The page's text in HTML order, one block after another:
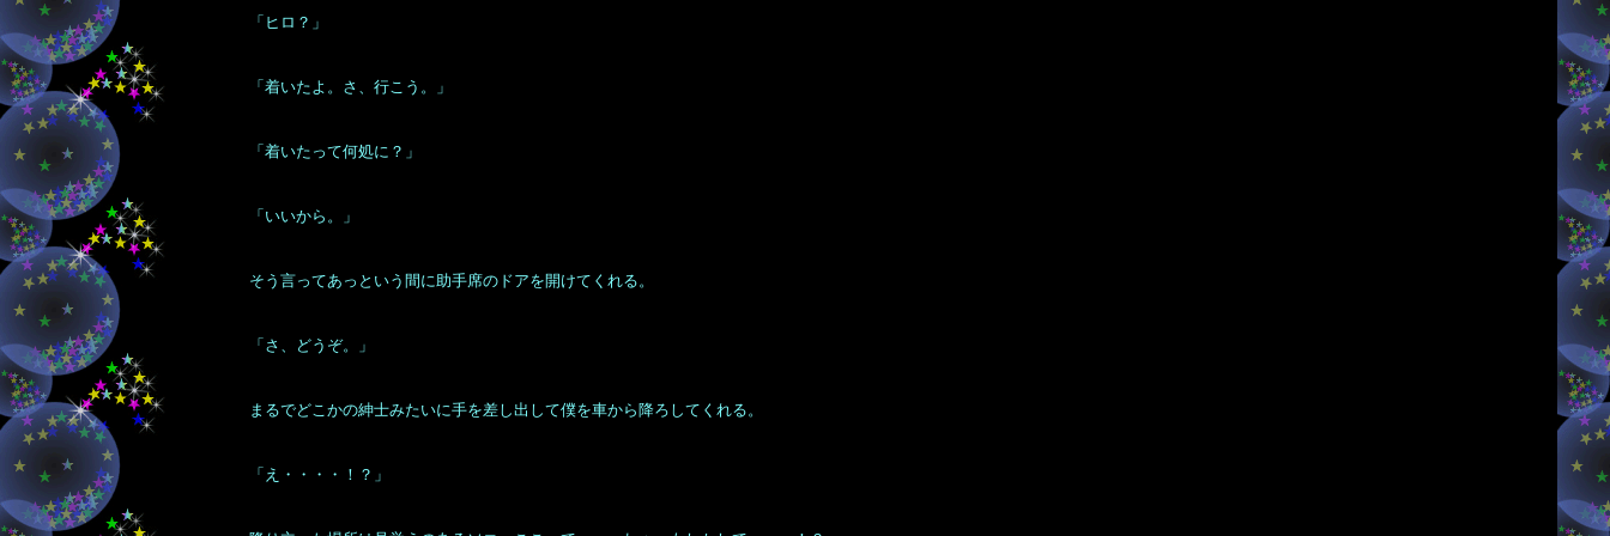
「ヒロ？」
「着いたよ。さ、行こう。」
「着いたって何処に？」
「いいから。」
そう言ってあっという間に助手席のドアを開けてくれる。
「さ、どうぞ。」
まるでどこかの紳士みたいに手を差し出して僕を車から降ろしてくれる。
「え・・・・！？」